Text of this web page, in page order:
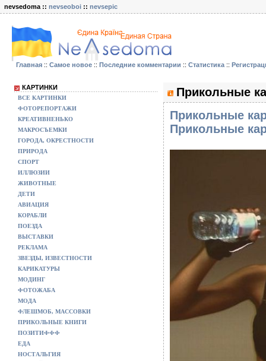
nevsedoma :: nevseoboi :: nevsepic
Главная :: Самое новое :: Последние комментарии :: Статистика ::
КАРТИНКИ
ВСЕ КАРТИНКИ
ФОТОРЕПОРТАЖИ
КРЕАТИВНЕНЬКО
МАКРОСЪЕМКИ
ГОРОДА, ОКРЕСТНОСТИ
ПРИРОДА
СПОРТ
ИЛЛЮЗИИ
ЖИВОТНЫЕ
ДЕТИ
АВИАЦИЯ
КОРАБЛИ
ПОЕЗДА
ВЫСТАВКИ
РЕКЛАМА
ЗВЕЗДЫ, ИЗВЕСТНОСТИ
КАРИКАТУРЫ
МОДИНГ
ФОТОЖАБА
МОДА
ФЛЕШМОБ, МАССОВКИ
ПРИКОЛЬНЫЕ КНИГИ
ПОЗИТИФФФ
ЕДА
НОСТАЛЬГИЯ
Прикольные
Прикольные
Прикольные